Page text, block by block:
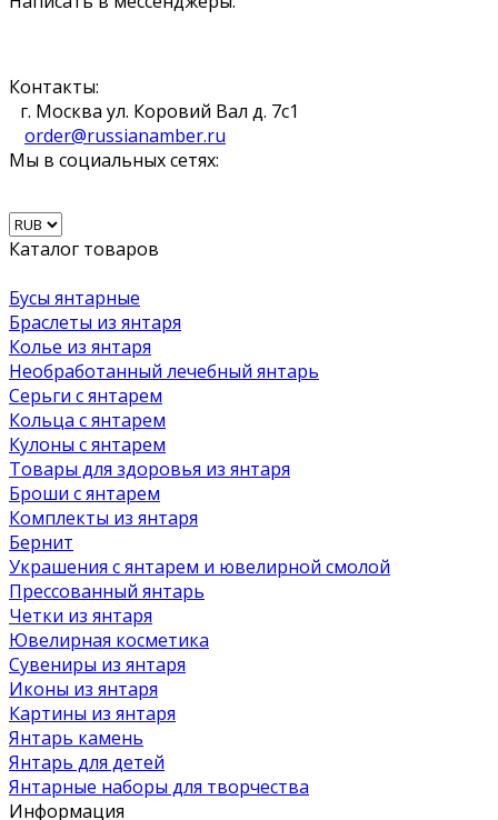
Контакты:
г. Москва ул. Коровий Вал д. 7с1
order@russianamber.ru
Мы в социальных сетях:
Каталог товаров
Бусы янтарные
Браслеты из янтаря
Колье из янтаря
Необработанный лечебный янтарь
Серьги с янтарем
Кольца с янтарем
Кулоны с янтарем
Товары для здоровья из янтаря
Броши с янтарем
Комплекты из янтаря
Бернит
Украшения с янтарем и ювелирной смолой
Прессованный янтарь
Четки из янтаря
Ювелирная косметика
Сувениры из янтаря
Иконы из янтаря
Картины из янтаря
Янтарь камень
Янтарь для детей
Янтарные наборы для творчества
Информация